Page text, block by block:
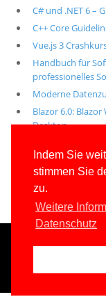
Indem Sie
stimmen Sie
zu.
Weitere
Datenschutz
C# und .NET 6 –
C++ Core
Vue.js 3
Handbuch für
professionelles
Moderne
Blazor 6.0:
Desktop
Alle unsere
E-Book-Abo für
© 1996-2026